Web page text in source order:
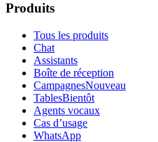
Produits
Tous les produits
Chat
Assistants
Boîte de réception
CampagnesNouveau
TablesBientôt
Agents vocaux
Cas d’usage
WhatsApp